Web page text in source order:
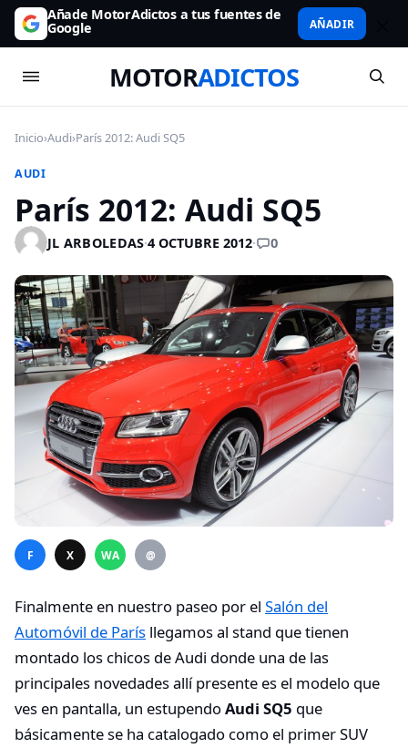
Añade MotorAdictos a tus fuentes de
Google AÑADIR
MOTORADICTOS
Inicio›Audi›París 2012: Audi SQ5
AUDI
París 2012: Audi SQ5
JL ARBOLEDAS·4 OCTUBRE 2012· 0
F X WA @
Finalmente en nuestro paseo por el Salón del
Automóvil de París llegamos al stand que tienen
montado los chicos de Audi donde una de las
principales novedades allí presente es el modelo que
ves en pantalla, un estupendoAudi SQ5 que
básicamente se ha catalogado como el primer SUV